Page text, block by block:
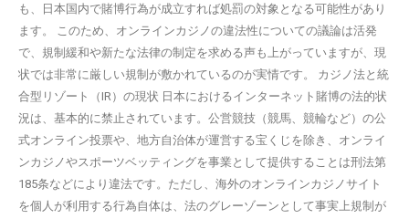
も、日本国内で賭博行為が成立すれば処罰の対象となる可能性があり
ます。 このため、オンラインカジノの違法性についての議論は活発
で、規制緩和や新たな法律の制定を求める声も上がっていますが、現
状では非常に厳しい規制が敷かれているのが実情です。 カジノ法と統
合型リゾート（IR）の現状 日本におけるインターネット賭博の法的状
況は、基本的に禁止されています。公営競技（競馬、競輪など）の公
式オンライン投票や、地方自治体が運営する宝くじを除き、オンライ
ンカジノやスポーツベッティングを事業として提供することは刑法第
185条などにより違法です。ただし、海外のオンラインカジノサイト
を個人が利用する行為自体は、法のグレーゾーンとして事実上規制が